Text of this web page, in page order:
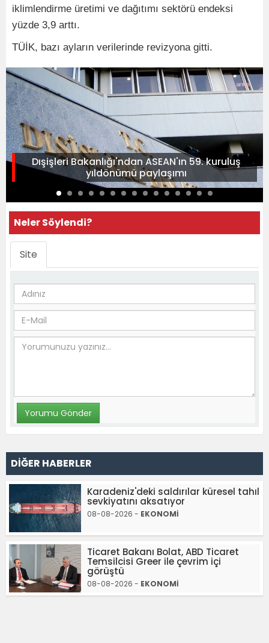
iklimlendirme üretimi ve dağıtımı sektörü endeksi
yüzde 3,9 arttı.
TÜİK, bazı ayların verilerinde revizyona gitti.
Dışişleri Bakanlığı'ndan ASEAN'ın 59. kuruluş
yıldönümü paylaşımı
Neler Söylendi?
Site
DİĞER HABERLER
Karadeniz'deki saldırılar küresel tahıl
sevkiyatını aksatıyor
08-08-2026 - EKONOMİ
Ticaret Bakanı Bolat, ABD Ticaret
Temsilcisi Greer ile çevrim içi
görüştü
08-08-2026 - EKONOMİ